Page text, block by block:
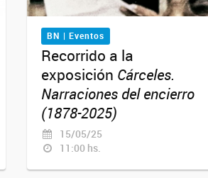
BN | Eventos
Recorrido a la
exposición Cárceles.
Narraciones del encierro
(1878-2025)
15/05/25
11:00 hs.